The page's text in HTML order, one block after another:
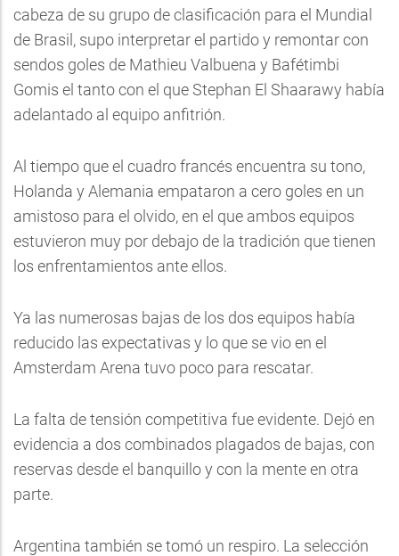
cabeza de su grupo de clasificación para el Mundial
de Brasil, supo interpretar el partido y remontar con
sendos goles de Mathieu Valbuena y Bafétimbi
Gomis el tanto con el que Stephan El Shaarawy había
adelantado al equipo anfitrión.
Al tiempo que el cuadro francés encuentra su tono,
Holanda y Alemania empataron a cero goles en un
amistoso para el olvido, en el que ambos equipos
estuvieron muy por debajo de la tradición que tienen
los enfrentamientos ante ellos.
Ya las numerosas bajas de los dos equipos había
reducido las expectativas y lo que se vio en el
Amsterdam Arena tuvo poco para rescatar.
La falta de tensión competitiva fue evidente. Dejó en
evidencia a dos combinados plagados de bajas, con
reservas desde el banquillo y con la mente en otra
parte.
Argentina también se tomó un respiro. La selección